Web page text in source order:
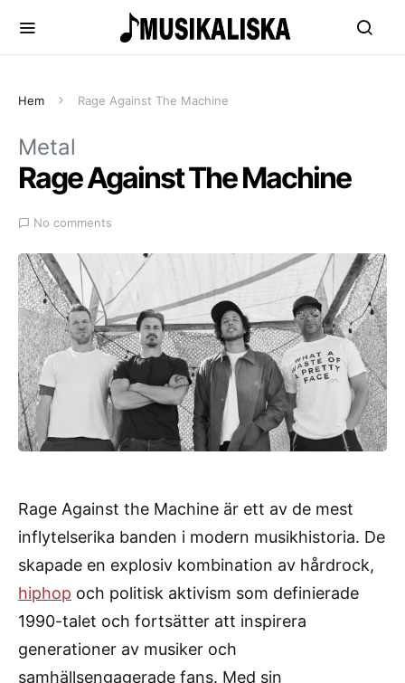
Hem Rage Against The Machine
Metal
Rage Against The Machine
No comments
Rage Against the Machine är ett av de mest
inflytelserika banden i modern musikhistoria. De
skapade en explosiv kombination av hårdrock,
hiphop och politisk aktivism som definierade
1990-talet och fortsätter att inspirera
generationer av musiker och
samhällsengagerade fans. Med sin